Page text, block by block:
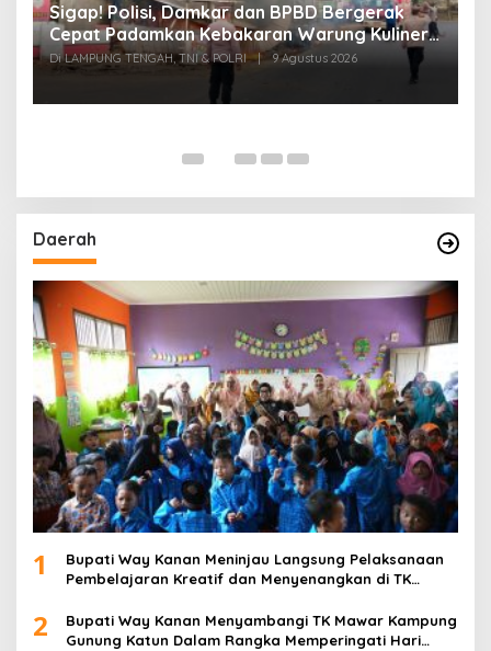
Sigap! Polisi, Damkar dan BPBD Bergerak
Cepat Padamkan Kebakaran Warung Kuliner
di Prosida Bandar Jaya
Di LAMPUNG TENGAH, TNI & POLRI | 9 Agustus 2026
Daerah
1
Bupati Way Kanan Meninjau Langsung Pelaksanaan
Pembelajaran Kreatif dan Menyenangkan di TK
2
Bupati Way Kanan Menyambangi TK Mawar Kampung
Gunung Katun Dalam Rangka Memperingati Hari